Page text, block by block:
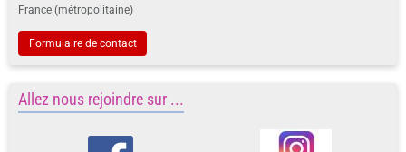
France (métropolitaine)
Formulaire de contact
Allez nous rejoindre sur ...